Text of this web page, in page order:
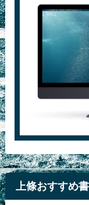
上條おすすめ